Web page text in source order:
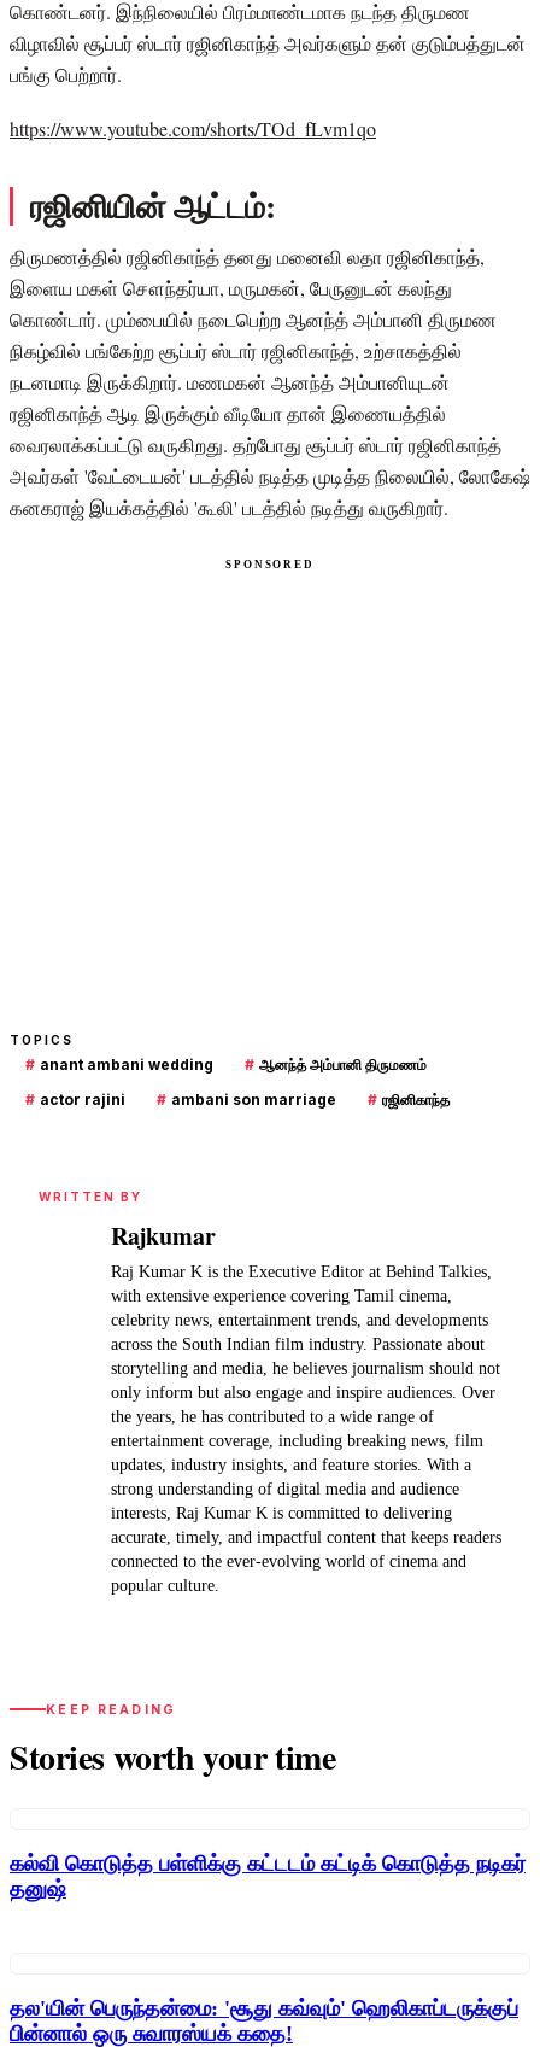
கொண்டனர். இந்நிலையில் பிரம்மாண்டமாக நடந்த திருமண
விழாவில் சூப்பர் ஸ்டார் ரஜினிகாந்த் அவர்களும் தன் குடும்பத்துடன்
பங்கு பெற்றார்.
https://www.youtube.com/shorts/TOd_fLvm1qo
ரஜினியின் ஆட்டம்:
திருமணத்தில் ரஜினிகாந்த் தனது மனைவி லதா ரஜினிகாந்த்,
இளைய மகள் சௌந்தர்யா, மருமகன், பேருனுடன் கலந்து
கொண்டார். மும்பையில் நடைபெற்ற ஆனந்த் அம்பானி திருமண
நிகழ்வில் பங்கேற்ற சூப்பர் ஸ்டார் ரஜினிகாந்த், உற்சாகத்தில்
நடனமாடி இருக்கிறார். மணமகன் ஆனந்த் அம்பானியுடன்
ரஜினிகாந்த் ஆடி இருக்கும் வீடியோ தான் இணையத்தில்
வைரலாக்கப்பட்டு வருகிறது. தற்போது சூப்பர் ஸ்டார் ரஜினிகாந்த்
அவர்கள் 'வேட்டையன்' படத்தில் நடித்த முடித்த நிலையில், லோகேஷ்
கனகராஜ் இயக்கத்தில் 'கூலி' படத்தில் நடித்து வருகிறார்.
TOPICS
# anant ambani wedding # ஆனந்த் அம்பானி திருமணம்
# actor rajini # ambani son marriage # ரஜினிகாந்த
WRITTEN BY
Rajkumar
Raj Kumar K is the Executive Editor at Behind Talkies,
with extensive experience covering Tamil cinema,
celebrity news, entertainment trends, and developments
across the South Indian film industry. Passionate about
storytelling and media, he believes journalism should not
only inform but also engage and inspire audiences. Over
the years, he has contributed to a wide range of
entertainment coverage, including breaking news, film
updates, industry insights, and feature stories. With a
strong understanding of digital media and audience
interests, Raj Kumar K is committed to delivering
accurate, timely, and impactful content that keeps readers
connected to the ever-evolving world of cinema and
popular culture.
KEEP READING
Stories worth your time
கல்வி கொடுத்த பள்ளிக்கு கட்டடம் கட்டிக் கொடுத்த நடிகர்
தனுஷ்
தல'யின் பெருந்தன்மை: 'சூது கவ்வும்' ஹெலிகாப்டருக்குப்
பின்னால் ஒரு சுவாரஸ்யக் கதை!